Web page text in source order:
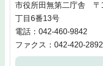
市役所田無第二庁舎
丁目6番13号
電話：042-460-9842
ファクス：042-420-2892